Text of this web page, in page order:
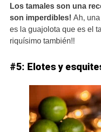
Los tamales son una
son imperdibles! Ah,
es la guajolota que es el
riquísimo también!!
#5: Elotes y